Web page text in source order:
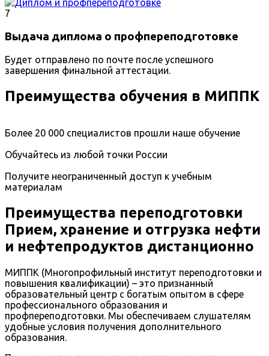
7
Выдача диплома о профпереподготовке
Будет отправлено по почте после успешного
завершения финальной аттестации.
Преимущества обучения в МИППК
Более 20 000 специалистов прошли наше обучение
Обучайтесь из любой точки России
Получите неограниченный доступ к учебным
материалам
Преимущества переподготовки
Прием, хранение и отгрузка нефти
и нефтепродуктов дистанционно
МИППК (Многопрофильный институт переподготовки и
повышения квалификации) – это признанный
образовательный центр с богатым опытом в сфере
профессионального образования и
профпереподготовки. Мы обеспечиваем слушателям
удобные условия получения дополнительного
образования.